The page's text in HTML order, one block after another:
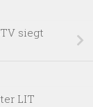
siegt
LIT